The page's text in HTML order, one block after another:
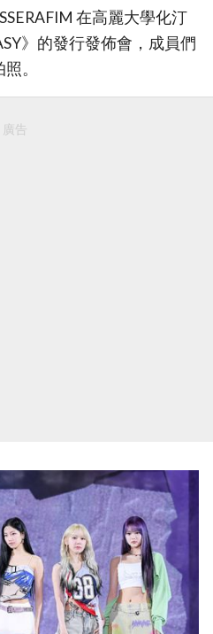
在高麗大學化汀
》的發行發佈會，成員們
。
廣告